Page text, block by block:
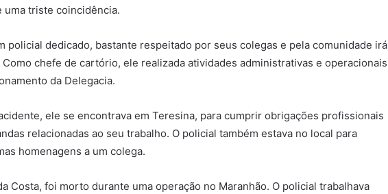
uma triste coincidência.
policial dedicado, bastante respeitado por seus colegas e pela comunidade irá
chefe de cartório, ele realizada atividades administrativas e operacionais
da Delegacia.
ele se encontrava em Teresina, para cumprir obrigações profissionais
relacionadas ao seu trabalho. O policial também estava no local para
homenagens a um colega.
Costa, foi morto durante uma operação no Maranhão. O policial trabalhava